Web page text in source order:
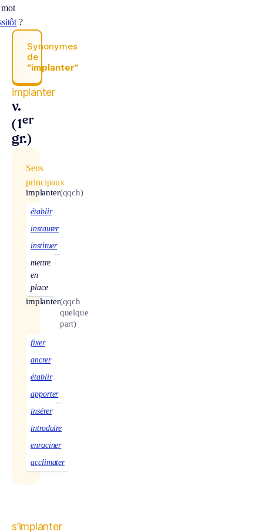
?
Synonymes
de
“implanter“
implanter
v.
(1er
gr.)
Sens
principaux
implanter(qqch)
établir
instaurer
instituer
mettre
en
place
implanter(qqch
quelque
part)
fixer
ancrer
établir
apporter
insérer
introduire
enraciner
acclimater
s’implanter